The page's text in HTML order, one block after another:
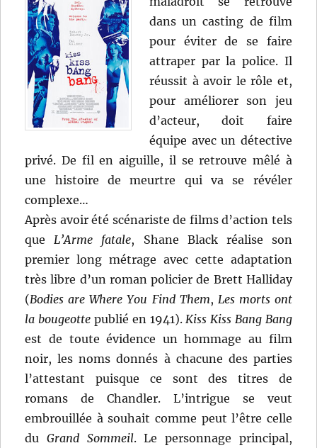
dans un casting de film
pour éviter de se faire
attraper par la police. Il
réussit à avoir le rôle et,
pour améliorer son jeu
d’acteur, doit faire
équipe avec un détective
privé. De fil en aiguille, il se retrouve mêlé à
une histoire de meurtre qui va se révéler
complexe…
Après avoir été scénariste de films d’action tels
que L’Arme fatale, Shane Black réalise son
premier long métrage avec cette adaptation
très libre d’un roman policier de Brett Halliday
(Bodies are Where You Find Them, Les morts ont
la bougeotte publié en 1941). Kiss Kiss Bang Bang
est de toute évidence un hommage au film
noir, les noms donnés à chacune des parties
l’attestant puisque ce sont des titres de
romans de Chandler. L’intrigue se veut
embrouillée à souhait comme peut l’être celle
du Grand Sommeil. Le personnage principal,